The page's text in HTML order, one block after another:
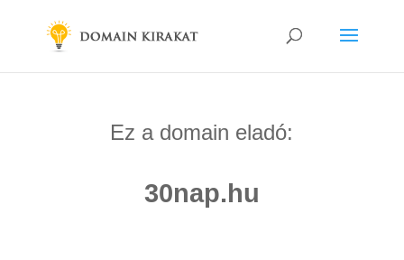
Ez a domain eladó:
30nap.hu